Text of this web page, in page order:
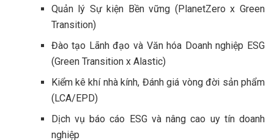
Quản lý Sự kiện Bền vững (PlanetZero x Green
Transition)
Đào tạo Lãnh đạo và Văn hóa Doanh nghiệp ESG
(Green Transition x Alastic)
Kiểm kê khí nhà kính, Đánh giá vòng đời sản phẩm
(LCA/EPD)
Dịch vụ báo cáo ESG và nâng cao uy tín doanh
nghiệp